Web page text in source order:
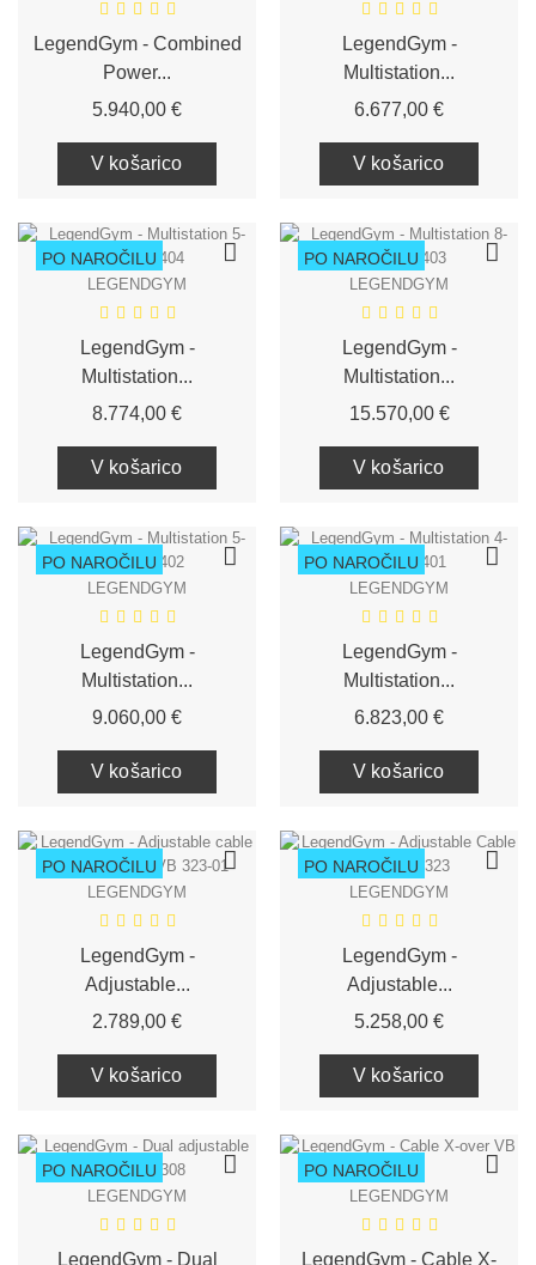
LegendGym - Combined
Power...
5.940,00 €Cena
V košarico
LegendGym -
Multistation...
6.677,00 €Cena
V košarico
PO NAROČILU
LEGENDGYM
LegendGym -
Multistation...
8.774,00 €Cena
V košarico
PO NAROČILU
LEGENDGYM
LegendGym -
Multistation...
15.570,00 €Cena
V košarico
PO NAROČILU
LEGENDGYM
LegendGym -
Multistation...
9.060,00 €Cena
V košarico
PO NAROČILU
LEGENDGYM
LegendGym -
Multistation...
6.823,00 €Cena
V košarico
PO NAROČILU
LEGENDGYM
LegendGym -
Adjustable...
2.789,00 €Cena
V košarico
PO NAROČILU
LEGENDGYM
LegendGym -
Adjustable...
5.258,00 €Cena
V košarico
PO NAROČILU
LEGENDGYM
LegendGym - Dual
PO NAROČILU
LEGENDGYM
LegendGym - Cable X-